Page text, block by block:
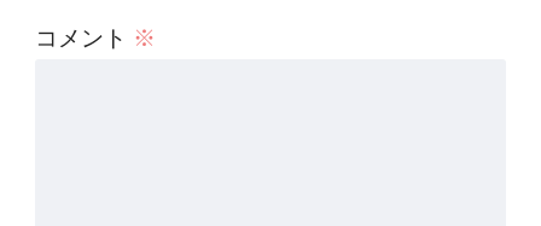
コメント ※